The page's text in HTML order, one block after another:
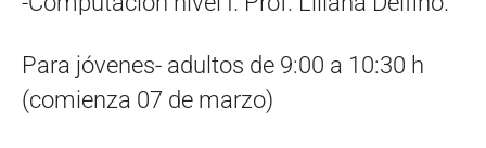
Para jóvenes- adultos de 9:00 a 10:30 h
(comienza 07 de marzo)